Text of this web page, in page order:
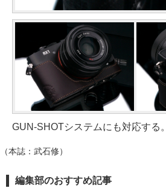
GUN-SHOTシステムにも対応する。
（本誌：武石修）
編集部のおすすめ記事